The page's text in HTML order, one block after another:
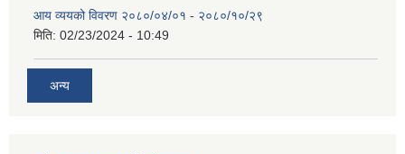
आय व्ययको विवरण २०८०/०४/०१ - २०८०/१०/२९
मिति: 02/23/2024 - 10:49
अन्य